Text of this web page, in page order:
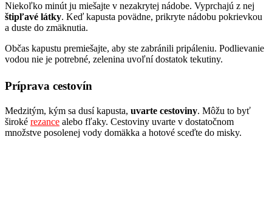
Niekoľko minút ju miešajte v nezakrytej nádobe. Vyprchajú z nej
štipľavé látky. Keď kapusta povädne, prikryte nádobu pokrievkou
a duste do zmäknutia.
Občas kapustu premiešajte, aby ste zabránili pripáleniu. Podlievanie
vodou nie je potrebné, zelenina uvoľní dostatok tekutiny.
Príprava cestovín
Medzitým, kým sa dusí kapusta, uvarte cestoviny. Môžu to byť
široké rezance alebo fľaky. Cestoviny uvarte v dostatočnom
množstve posolenej vody domäkka a hotové sceďte do misky.